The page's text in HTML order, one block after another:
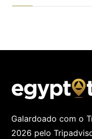
Galardoado com o
2026 pelo